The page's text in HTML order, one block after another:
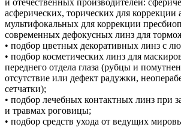
асферических, торических для коррекции
мультифокальных для коррекции
современных дефокусных линз для
• подбор цветных декоративных линз с
• подбор косметических линз для
переднего отдела глаза (рубцы и
отсутствие или дефект радужки,
сетчатки);
• подбор лечебных контактных линз при
и травмах роговицы;
• подбор средств ухода от ведущих